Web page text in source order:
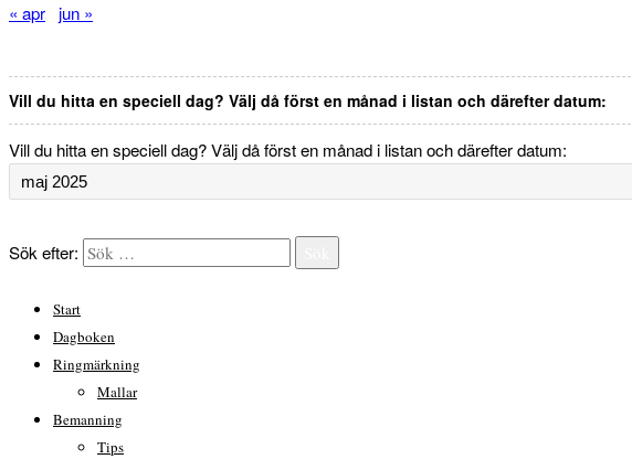
« apr
jun »
Vill du hitta en speciell dag? Välj då först en månad i listan och därefter datum:
Vill du hitta en speciell dag? Välj då först en månad i listan och därefter datum:
Sök efter:
Start
Dagboken
Ringmärkning
Mallar
Bemanning
Tips